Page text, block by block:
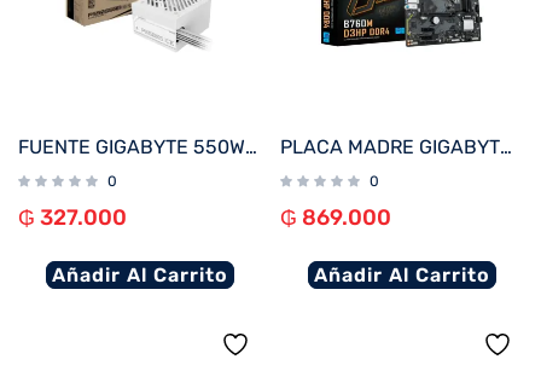
FUENTE GIGABYTE 550W 80PLUS SILVER BLANCO 220V GP-P550SS ICE
0
₲ 327.000
Añadir Al Carrito
PLACA MADRE GIGABYTE 1700 B760M D3HP DDR4 V/S/R/HDMI/DP/2M2/USB3.2/MATX
0
₲ 869.000
Añadir Al Carrito